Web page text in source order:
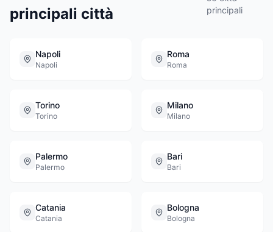
principali città
principali
Napoli
Napoli
Roma
Roma
Torino
Torino
Milano
Milano
Palermo
Palermo
Bari
Bari
Catania
Catania
Bologna
Bologna